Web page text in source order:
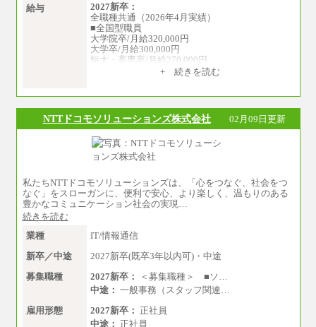
給与
2027新卒：
全職種共通（2026年4月実績）
■全国型職員
大学院卒/月給320,000円
大学卒/月給300,000円
短大・高専卒/月給270,000円
短大・高専卒/月給216,000円～243,000円
大学院卒/月給234,000円～263,000円
大学卒/月給219,000円～246,000円
※拠点型職員、特定職員の給与は、生活の拠点
が定まることによるメリットおよび地域ごとの
生計費などの地域差指数を勘案して拠点ごとに
中途：
全職種共通
月給制
226,600円～390,100円（勤務地域等により異な
ります）
・ご経験やスキルを考慮し、選考の中で決定い
たします。
・試用期間中も同額支給します。
+ 続きを読む
NTTドコモソリューションズ株式会社 02月09日更新
私たちNTTドコモソリューションズは、「心をつなぐ、社会をつ
なぐ」をスローガンに、便利で安心、より楽しく、温もりのある
豊かなコミュニケーション社会の実現…
続きを読む
業種
IT/情報通信
新卒／中途
2027新卒(既卒3年以内可)・中途
募集職種
2027新卒：
＜募集職種＞ ■ソ…
中途： 一般事務（スタッフ関連…
雇用形態
2027新卒： 正社員
中途： 正社員